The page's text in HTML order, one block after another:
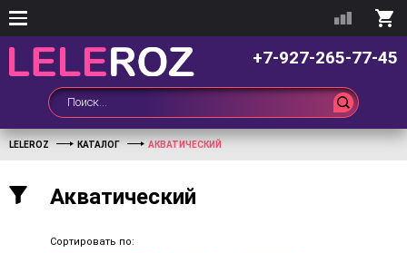
+7-927-265-77-45
LELEROZ КАТАЛОГ АКВАТИЧЕСКИЙ
Акватический
Сортировать по: